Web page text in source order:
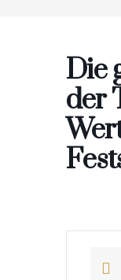
Die
der